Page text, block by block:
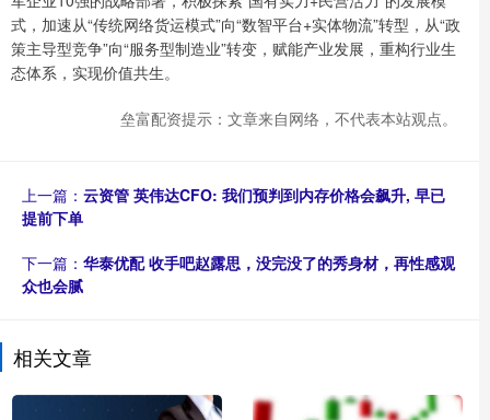
式，加速从“传统网络货运模式”向“数智平台+实体物流”转型，从“政
策主导型竞争”向“服务型制造业”转变，赋能产业发展，重构行业生
态体系，实现价值共生。
垒富配资提示：文章来自网络，不代表本站观点。
上一篇： 云资管 英伟达CFO: 我们预判到内存价格会飙升, 早已
提前下单
下一篇： 华泰优配 收手吧赵露思，没完没了的秀身材，再性感观
众也会腻
相关文章